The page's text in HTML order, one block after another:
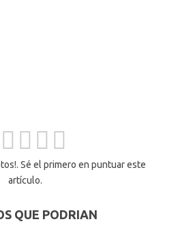
Sé el primero en puntuar este
artículo.
QUE PODRIAN